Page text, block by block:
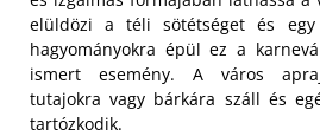
elüldözi a téli sötétséget és
hagyományokra épül ez a
ismert esemény. A város
tutajokra vagy bárkára száll és
tartózkodik.